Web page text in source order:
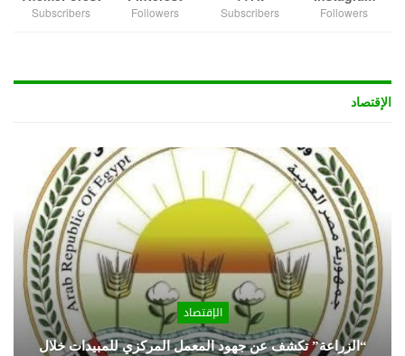
Followers
Subscribers
Followers
Subscribers
الإقتصاد
الإقتصاد
“الزراعة” تكشف عن جهود المعمل المركزي للمبيدات خلال